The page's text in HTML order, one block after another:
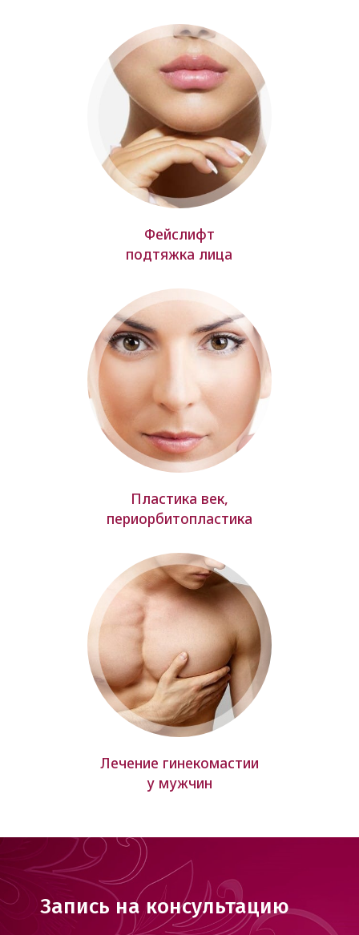
Фейслифт
подтяжка лица
Пластика век,
периорбитопластика
Лечение гинекомастии
у мужчин
Запись на консультацию